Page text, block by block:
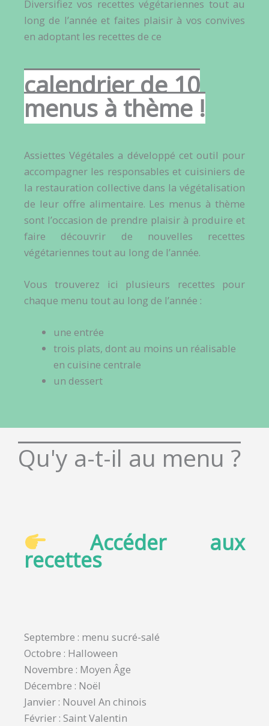
Diversifiez vos recettes végétariennes tout au
long de l’année et faites plaisir à vos convives
en adoptant les recettes de ce
calendrier de 10
menus à thème !
Assiettes Végétales a développé cet outil pour
accompagner les responsables et cuisiniers de
la restauration collective dans la végétalisation
de leur offre alimentaire. Les menus à thème
sont l’occasion de prendre plaisir à produire et
faire découvrir de nouvelles recettes
végétariennes tout au long de l’année.
Vous trouverez ici plusieurs recettes pour
chaque menu tout au long de l’année :
une entrée
trois plats, dont au moins un réalisable
en cuisine centrale
un dessert
Qu'y a-t-il au menu ?
Accéder aux
recettes
Septembre : menu sucré-salé
Octobre : Halloween
Novembre : Moyen Âge
Décembre : Noël
Janvier : Nouvel An chinois
Février : Saint Valentin